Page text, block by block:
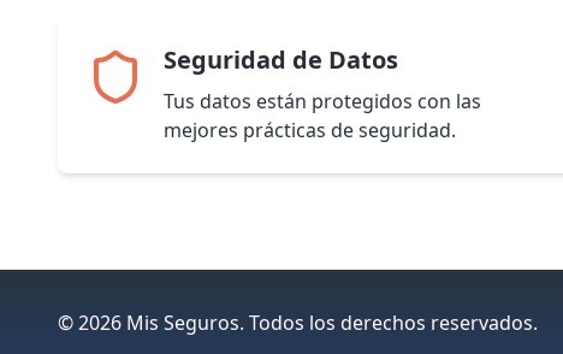
Seguridad de Datos
Tus datos están protegidos con las
mejores prácticas de seguridad.
©2026 Mis Seguros. Todos los derechos reservados.